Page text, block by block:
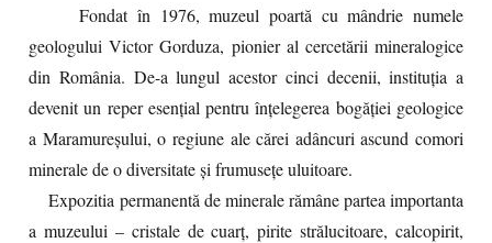
Fondat în 1976, muzeul poartă cu mândrie numele
geologului Victor Gorduza, pionier al cercetării mineralogice
din România. De-a lungul acestor cinci decenii, instituția a
devenit un reper esențial pentru înțelegerea bogăției geologice
a Maramureșului, o regiune ale cărei adâncuri ascund comori
minerale de o diversitate și frumusețe uluitoare.
Expozitia permanentă de minerale rămâne partea importanta
a muzeului – cristale de cuarț, pirite strălucitoare, calcopirit,